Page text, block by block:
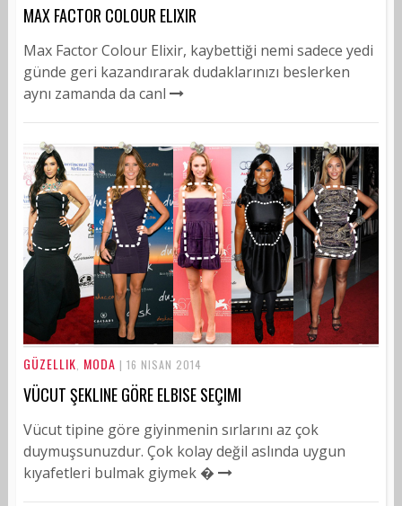
MAX FACTOR COLOUR ELIXIR
Max Factor Colour Elixir, kaybettiği nemi sadece yedi
günde geri kazandırarak dudaklarınızı beslerken
aynı zamanda da canl
GÜZELLIK, MODA | 16 NISAN 2014
VÜCUT ŞEKLINE GÖRE ELBISE SEÇIMI
Vücut tipine göre giyinmenin sırlarını az çok
duymuşsunuzdur. Çok kolay değil aslında uygun
kıyafetleri bulmak giymek �